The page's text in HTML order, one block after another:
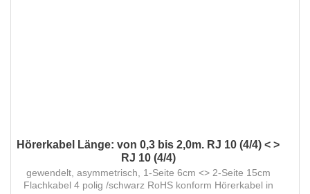
Hörerkabel Länge: von 0,3 bis 2,0m. RJ 10 (4/4) < >
RJ 10 (4/4)
gewendelt, asymmetrisch, 1-Seite 6cm <> 2-Seite 15cm
Flachkabel 4 polig /schwarz RoHS konform Hörerkabel in